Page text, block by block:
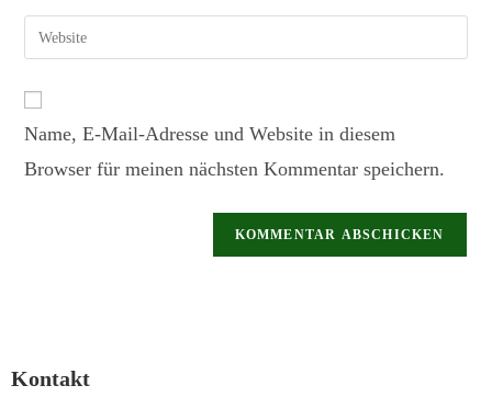
Name, E-Mail-Adresse und Website in diesem
Browser für meinen nächsten Kommentar speichern.
Kontakt